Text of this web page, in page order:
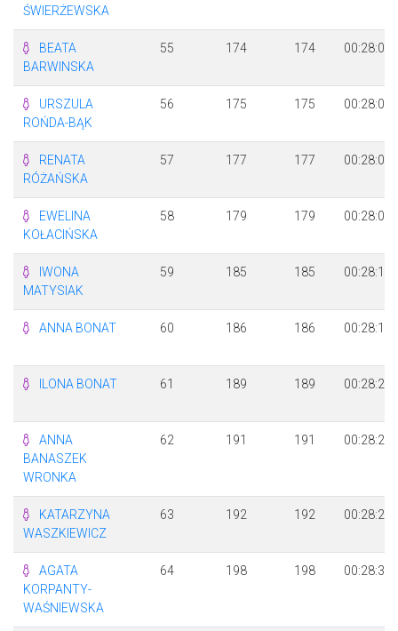
ŚWIERŻEWSKA
BEATA
BARWINSKA
55 174 174 00:28:03
URSZULA
ROŃDA-BĄK
56 175 175 00:28:05
RENATA
RÓŻAŃSKA
57 177 177 00:28:05
EWELINA
KOŁACIŃSKA
58 179 179 00:28:09
IWONA
MATYSIAK
59 185 185 00:28:13
ANNA BONAT 60 186 186 00:28:19
ILONA BONAT 61 189 189 00:28:22
ANNA
BANASZEK
WRONKA
62 191 191 00:28:24
KATARZYNA
WASZKIEWICZ
63 192 192 00:28:25
AGATA
KORPANTY-
WAŚNIEWSKA
64 198 198 00:28:30